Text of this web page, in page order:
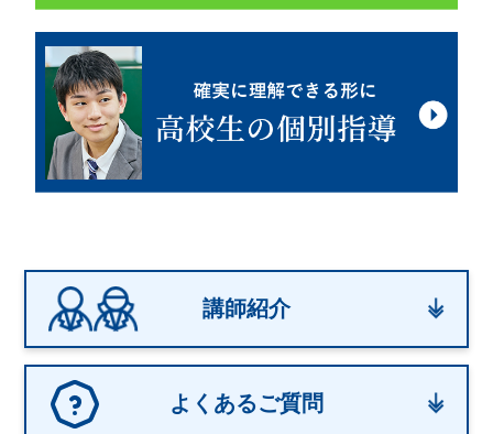
講師紹介
よくあるご質問